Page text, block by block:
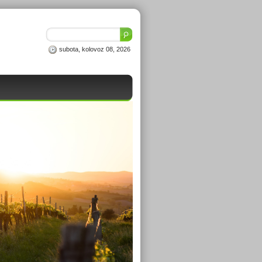
subota, kolovoz 08, 2026